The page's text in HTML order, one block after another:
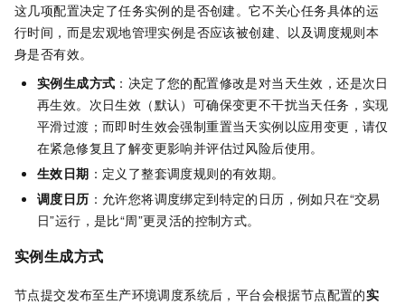
这几项配置决定了任务实例的是否创建。它不关心任务具体的运
行时间，而是宏观地管理实例是否应该被创建、以及调度规则本
身是否有效。
实例生成方式 ：决定了您的配置修改是对当天生效，还是次日
再生效。次日生效（默认）可确保变更不干扰当天任务，实现
平滑过渡；而即时生效会强制重置当天实例以应用变更，请仅
在紧急修复且了解变更影响并评估过风险后使用。
生效日期 ：定义了整套调度规则的有效期。
调度日历 ：允许您将调度绑定到特定的日历，例如只在“交易
日”运行，是比“周”更灵活的控制方式。
实例生成方式
节点提交发布至生产环境调度系统后，平台会根据节点配置的实